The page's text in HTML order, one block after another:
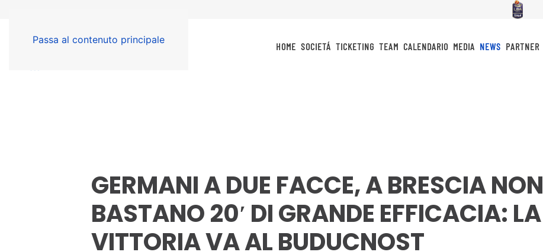
Passa al contenuto principale
HOME SOCIETÁ TICKETING TEAM CALENDARIO MEDIA NEWS PARTNER
GERMANI A DUE FACCE, A BRESCIA NON
BASTANO 20′ DI GRANDE EFFICACIA: LA
VITTORIA VA AL BUDUCNOST